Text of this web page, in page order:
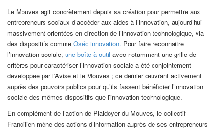
Le Mouves agit concrètement depuis sa création pour permettre aux
entrepreneurs sociaux d’accéder aux aides à l’innovation, aujourd’hui
massivement orientées en direction de l’innovation technologique, via
des dispositifs comme Oséo innovation. Pour faire reconnaitre
l’innovation sociale, une boîte à outil avec notamment une grille de
critères pour caractériser l’innovation sociale a été conjointement
développée par l’Avise et le Mouves ; ce dernier œuvrant activement
auprès des pouvoirs publics pour qu’ils fassent bénéficier l’innovation
sociale des mêmes dispositifs que l’innovation technologique.
En complément de l’action de Plaidoyer du Mouves, le collectif
Francilien mène des actions d’information auprès de ses entrepreneurs